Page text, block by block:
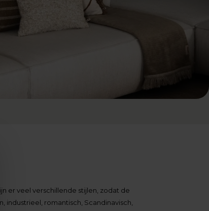
er veel verschillende stijlen, zodat de
romantisch, Scandinavisch,